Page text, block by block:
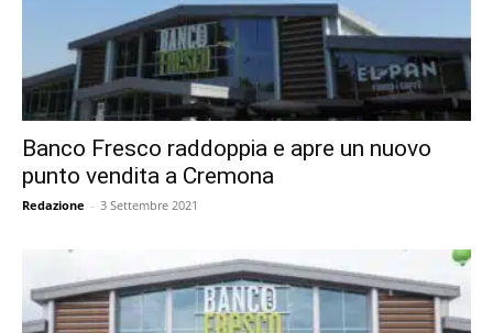
Banco Fresco raddoppia e apre un nuovo
punto vendita a Cremona
Redazione - 3 Settembre 2021